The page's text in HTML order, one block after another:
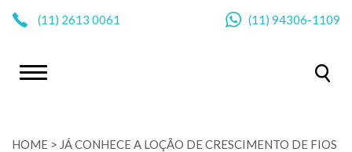
(11) 2613 0061 (11) 94306-1109
HOME > JÁ CONHECE A LOÇÃO DE CRESCIMENTO DE FIOS